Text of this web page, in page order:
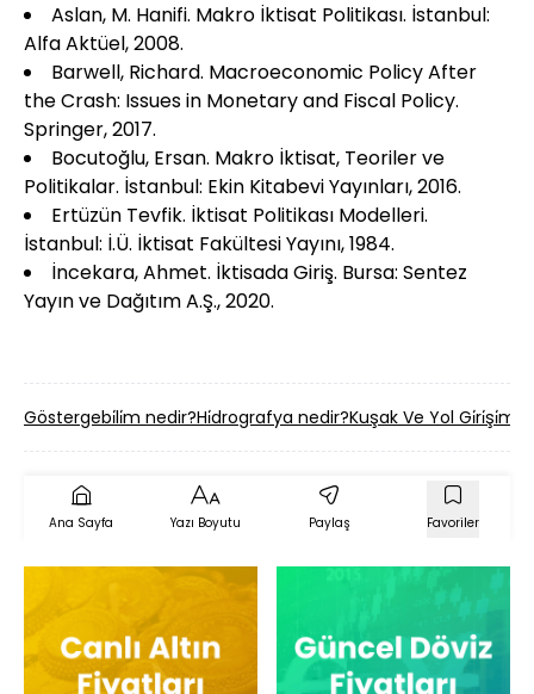
Aslan, M. Hanifi. Makro İktisat Politikası. İstanbul:
Alfa Aktüel, 2008.
Barwell, Richard. Macroeconomic Policy After
the Crash: Issues in Monetary and Fiscal Policy.
Springer, 2017.
Bocutoğlu, Ersan. Makro İktisat, Teoriler ve
Politikalar. İstanbul: Ekin Kitabevi Yayınları, 2016.
Ertüzün Tevfik. İktisat Politikası Modelleri.
İstanbul: İ.Ü. İktisat Fakültesi Yayını, 1984.
İncekara, Ahmet. İktisada Giriş. Bursa: Sentez
Yayın ve Dağıtım A.Ş., 2020.
Göstergebi̇li̇m nedir?Hi̇drografya nedir?Kuşak Ve Yol Gi̇ri̇şi̇mi̇
Ana Sayfa Yazı Boyutu Paylaş Favoriler